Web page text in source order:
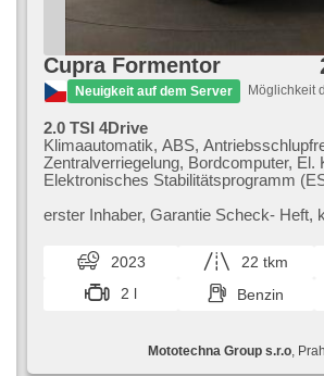
Cupra Formentor
Neuigkeit auf dem Server Möglichkeit
2.0 TSI 4Drive
Klimaautomatik, ABS,
Zentralverriegelung, Bordcomputer, El.
Elektronisches Stabilitätsprogramm
Scheibenwischersensor, starten per
Uhr Spur, Servolenkung, El.
Automatikgetriebe, Antrieb 4x4
erster Inhaber,​ Garantie Scheck​- Heft,​
2023 22 tkm
2 l
Benzin
Mototechna Group s.r.o ,